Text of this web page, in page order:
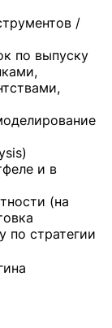
/
по выпуску
и в
(на
по стратегии